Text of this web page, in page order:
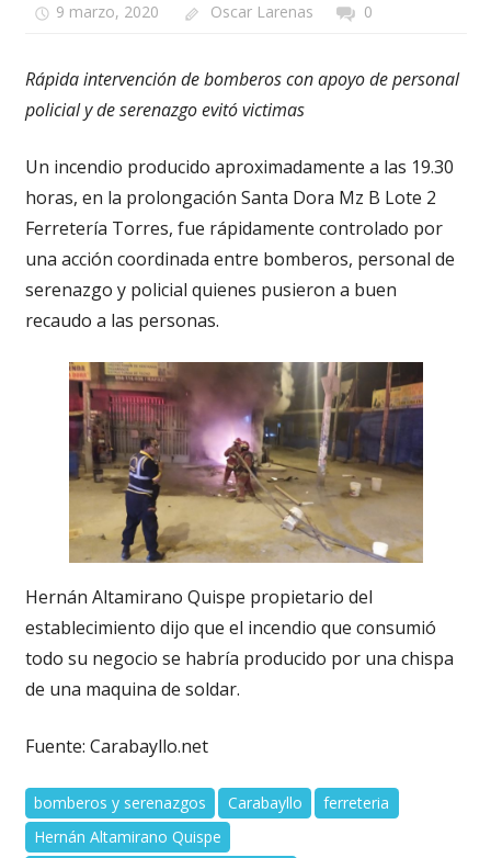
9 marzo, 2020 Oscar Larenas 0
Rápida intervención de bomberos con apoyo de personal
policial y de serenazgo evitó victimas
Un incendio producido aproximadamente a las 19.30
horas, en la prolongación Santa Dora Mz B Lote 2
Ferretería Torres, fue rápidamente controlado por
una acción coordinada entre bomberos, personal de
serenazgo y policial quienes pusieron a buen
recaudo a las personas.
Hernán Altamirano Quispe propietario del
establecimiento dijo que el incendio que consumió
todo su negocio se habría producido por una chispa
de una maquina de soldar.
Fuente: Carabayllo.net
bomberos y serenazgos Carabayllo
ferreteria
Hernán Altamirano Quispe